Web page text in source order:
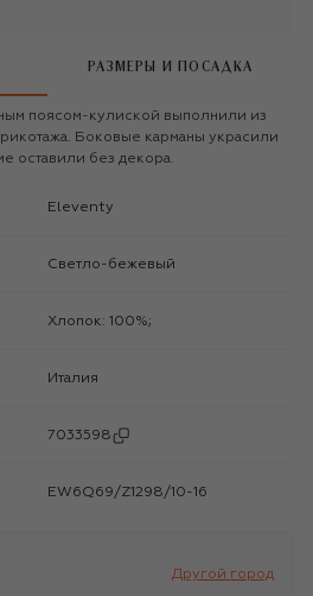
РАЗМЕРЫ И ПОСАДКА
поясом-кулиской выполнили из
Боковые карманы украсили
оставили без декора.
Eleventy
Светло-бежевый
Хлопок: 100%;
Италия
7033598
EW6Q69/Z1298/10-16
Другой город